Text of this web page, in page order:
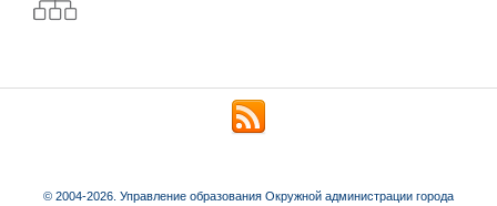
© 2004-2026. Управление образования Окружной администрации города